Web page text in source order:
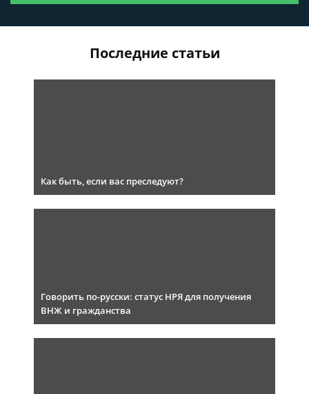
Последние статьи
Как быть, если вас преследуют?
Говорить по-русски: статус НРЯ для получения
ВНЖ и гражданства